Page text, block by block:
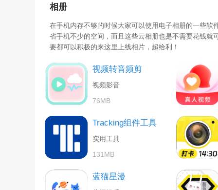
相册
在手机内存不够的时候大家可以使用电子相册的一些
省手机不少的空间，而且这些云相册也是不需要花钱
要都可以积极的来这里上线相片，超给利！
视频转音频剪
视频影音
76MB
Tracking组件工具
实用工具
131MB
蓝猫星漫